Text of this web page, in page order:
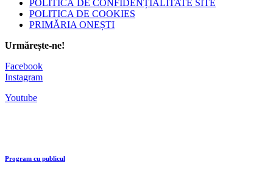
POLITICĂ DE CONFIDENȚIALITATE SITE
POLITICA DE COOKIES
PRIMĂRIA ONEȘTI
Urmărește-ne!
Facebook
Instagram
Youtube
Program cu publicul